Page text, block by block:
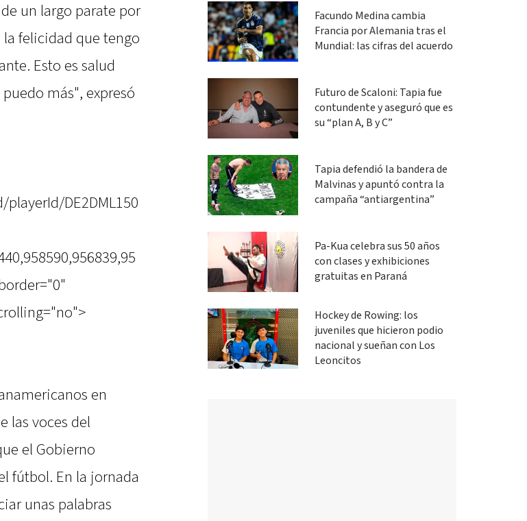
un largo parate por
felicidad que tengo
Esto es salud
más", expresó
DE2DML150
en
las voces del
el Gobierno
fútbol. En la jornada
unas palabras
Facundo Medina cambia
Francia por Alemania tras el
Mundial: las cifras del acuerdo
Futuro de Scaloni: Tapia fue
contundente y aseguró que es
su “plan A, B y C”
Tapia defendió la bandera de
Malvinas y apuntó contra la
campaña “antiargentina”
Pa-Kua celebra sus 50 años
con clases y exhibiciones
gratuitas en Paraná
Hockey de Rowing: los
juveniles que hicieron podio
nacional y sueñan con Los
Leoncitos